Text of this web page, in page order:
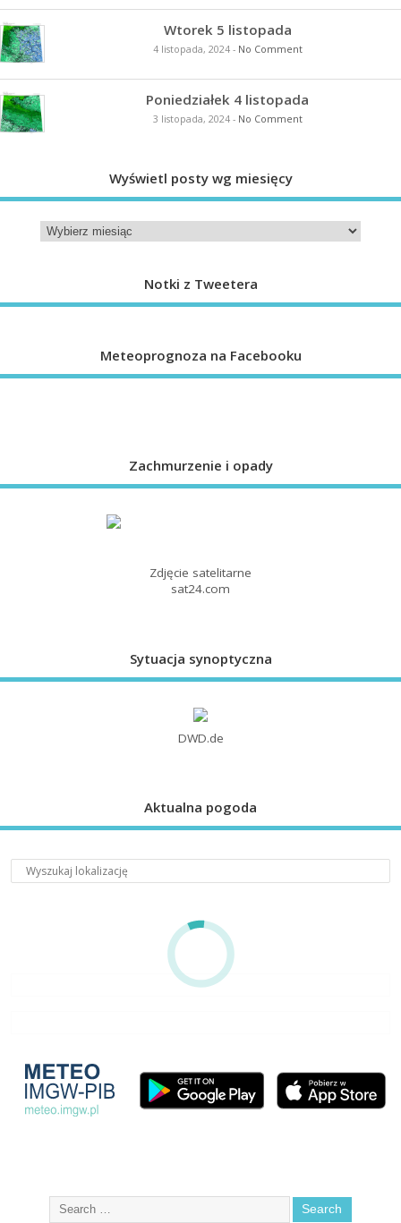
Wtorek 5 listopada
4 listopada, 2024- No Comment
Poniedziałek 4 listopada
3 listopada, 2024- No Comment
Wyświetl posty wg miesięcy
Notki z Tweetera
Meteoprognoza na Facebooku
Zachmurzenie i opady
Zdjęcie satelitarne
sat24.com
Sytuacja synoptyczna
DWD.de
Aktualna pogoda